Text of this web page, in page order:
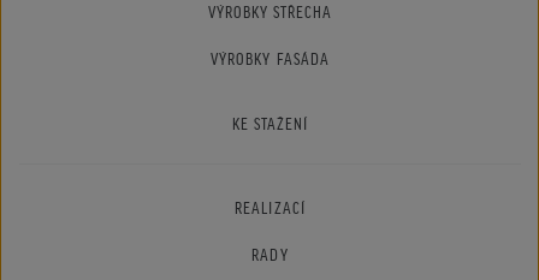
VÝROBKY STŘECHA
VÝROBKY FASÁDA
KE STAŽENÍ
REALIZACÍ
RADY